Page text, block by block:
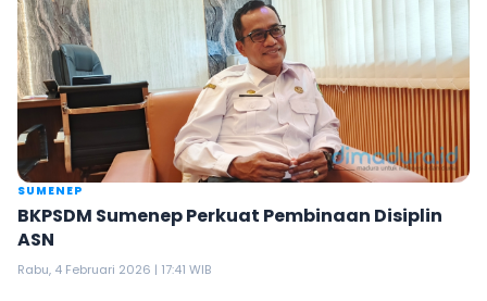
SUMENEP
BKPSDM Sumenep Perkuat Pembinaan Disiplin
ASN
Rabu, 4 Februari 2026 | 17:41 WIB